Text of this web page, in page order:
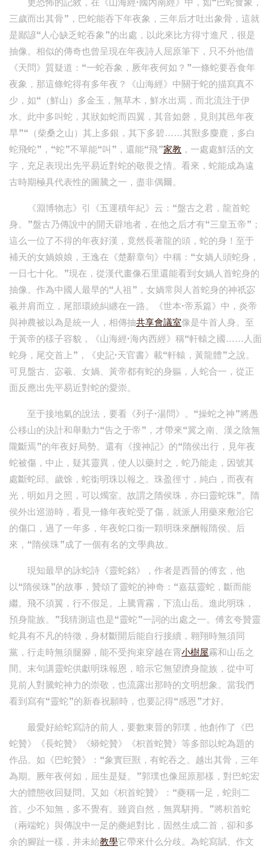
更恐怖的記敘，在《山海經·國內南經》中，如“巴蛇食象，
三歲而出其骨”，巴蛇能吞下年夜象，三年后才吐出象骨，這就
是鄙諺“人心缺乏蛇吞象”的出處，以此來比方得寸進尺，很是
抽像。相似的傳奇也曾呈現在年夜詩人屈原筆下，只不外他借
《天問》質疑道：“一蛇吞象，厥年夜何如？”一條蛇要吞食年
夜象，那這條蛇得有多年夜？《山海經》中關于蛇的描寫真不
少，如“（鮮山）多金玉，無草木，鮮水出焉，而北流注于伊
水。此中多叫蛇，其狀如蛇而四翼，其音如磬，見則其邑年夜
旱”“（柴桑之山）其上多銀，其下多碧……其獸多麋鹿，多白
蛇飛蛇”，“蛇”不單能“叫”，還能“飛”家教 ，一處處鮮活的文
字，充足表現出先平易近對蛇的敬畏之情。看來，蛇能成為遠
古時期極具代表性的圖騰之一，盡非偶爾。
《淵博物志》引《五運積年紀》云：“盤古之君，龍首蛇
身。”盤古乃傳說中的開天辟地者，在他之后才有“三皇五帝”；
這么一位了不得的年夜好漢，竟然長著龍的頭，蛇的身！至于
補天的女媧娘娘，王逸在《楚辭章句》中稱：“女媧人頭蛇身，
一日七十化。”現在，從漢代畫像石里還能看到女媧人首蛇身的
抽像。作為中國人最早的“人祖”，女媧常與人首蛇身的神祇宓
羲并肩而立，尾部環繞糾纏在一路。《世本·帝系篇》中，炎帝
與神農被以為是統一人，相傳抽共享會議室像是牛首人身。至
于黃帝的樣子容貌，《山海經·海內西經》稱“軒轅之國……人面
蛇身，尾交首上”，《史記·天官書》載“軒轅，黃龍體”之說。
可見盤古、宓羲、女媧、黃帝都有蛇的身軀，人蛇合一，從正
面反應出先平易近對蛇的愛崇。
至于接地氣的說法，要看《列子·湯問》。“操蛇之神”將愚
公移山的決計和舉動力“告之于帝”，才帶來“冀之南、漢之陰無
隴斷焉”的年夜好局勢。還有《搜神記》的“隋侯出行，見年夜
蛇被傷，中止，疑其靈異，使人以藥封之，蛇乃能走，因號其
處斷蛇邱。歲馀，蛇銜明珠以報之。珠盈徑寸，純白，而夜有
光，明如月之照，可以燭室。故謂之隋侯珠，亦曰靈蛇珠”。隋
侯外出巡游時，看見一條年夜蛇受了傷，就派人用藥來敷治它
的傷口，過了一年多，年夜蛇口銜一顆明珠來酬報隋侯。后
來，“隋侯珠”成了一個有名的文學典故。
現知最早的詠蛇詩《靈蛇銘》，作者是西晉的傅玄，他
以“隋侯珠”的故事，贊頌了靈蛇的神奇：“嘉茲靈蛇，斷而能
繼。飛不須翼，行不假足。上騰霄霧，下流山岳。進此明珠，
預身龍族。”我猜測這也是“靈蛇”一詞的出處之一。傅玄夸贊靈
蛇具有不凡的特徵，身材斷開后能自行接續，翱翔時無須同
黨，行走時無須腿腳，能不受拘束穿越在霄小樹屋霧和山岳之
間。末句講靈蛇供獻明珠報恩，暗示它無望躋身龍族，從中可
見前人對騰蛇神力的崇敬，也流露出那時的文明想象。當我們
看到寫有“靈蛇”的新春祝願時，也要記得“感恩”才好。
最愛好給蛇寫詩的前人，要數東晉的郭璞，他創作了《巴
蛇贊》《長蛇贊》《蟒蛇贊》《枳首蛇贊》等多部以蛇為題的
作品。如《巴蛇贊》：“象實巨獸，有蛇吞之。越出其骨，三年
為期。厥年夜何如，屈生是疑。”郭璞也像屈原那樣，對巴蛇宏
大的體態收回疑問。又如《枳首蛇贊》：“夔稱一足，蛇則二
首。少不知無，多不覺有。雖資自然，無異駢拇。”將枳首蛇
（兩端蛇）與傳說中一足的夔絕對比，固然生成二首，卻和多
余的腳趾一樣，并未給教學它帶來什么分歧。為蛇寫賦、作文